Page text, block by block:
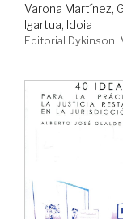
Varona Martínez,
Igartua, Idoia
Editorial Dykinson.